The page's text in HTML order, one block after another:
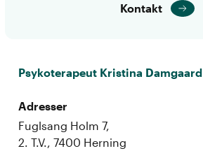
Kontakt
Psykoterapeut Kristina Damgaard
Adresser
Fuglsang Holm 7,
2. T.V., 7400 Herning